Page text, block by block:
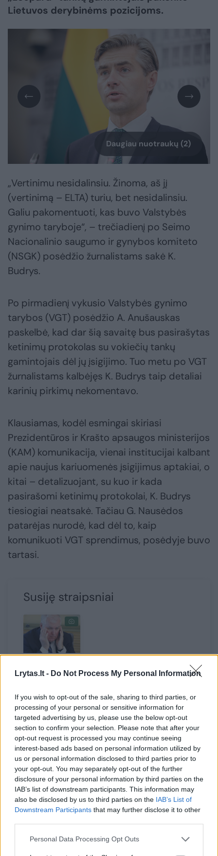
Lrytas.lt - Do Not Process My Personal Information
If you wish to opt-out of the sale, sharing to third parties, or
processing of your personal or sensitive information for
targeted advertising by us, please use the below opt-out
section to confirm your selection. Please note that after your
opt-out request is processed you may continue seeing
interest-based ads based on personal information utilized by
us or personal information disclosed to third parties prior to
your opt-out. You may separately opt-out of the further
disclosure of your personal information by third parties on the
IAB’s list of downstream participants. This information may
also be disclosed by us to third parties on the IAB’s List of
Downstream Participants that may further disclose it to other
Personal Data Processing Opt Outs
Lietuvos derybinėms pozicijoms.
Daugiau nuotraukų (2)
„Vertinimu nesidalinsiu. Žinoma, aš jį
(vertinimą – ELTA) turiu, bet nesidalinsiu.
Galiu pakomentuoti, kas buvo Valstybės
gynimo taryboje“, – trečiadienį po Seimo
Nacionalinio saugumo ir gynybos komiteto
(NSGK) posėdžio žurnalistams sakė K.
Budrys.
Po pirmadienį vykusio Valstybės gynimo
tarybos (VGT) posėdžio A. Anušauskas
paskelbė, kad dar šią savaitę bus pasirašytas
ketinimų protokolas su vokiečių tankų
gamintojais dėl jų įsigijimo. Tuo metu po VGT
žurnalistams kalbėjęs K. Budrys taip detaliai
karinių pirkimų nekomentavo.
Klausiamas, kodėl esmingai skiriasi
Prezidentūros ir Krašto apsaugos ministerijos
(KAM) komunikacija, vienai institucijai kalbant
apie naujus kariuomenės įsigijimus aptakiai, o
kitai – detalizuojant, su kuo ir kada
pasirašomi ketinimų protokolai, K. Budrys
tiesiogiai neatsakė. Tačiau G. Nausėdos
patarėjas nurodė, kad dėl to, kaip
komunikuoti VGT sprendimus, posėdyje buvo
tartasi.
Susiję straipsniai
NSGK
kritika A.
Anušauskui:
reitingų
vaikymasis
pirmam
pranešti
gerą
žinią,
Lietuvai
gali
kainuoti
milijonus